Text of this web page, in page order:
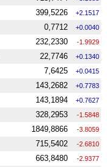
399,5226 +2.1517
0,7712 +0.0040
232,2330 -1.9929
22,7746 +0.1340
7,6425 +0.0415
143,2682 +0.7783
143,1894 +0.7627
328,2953 -1.5848
1849,8866 -3.8059
715,5402 -2.6810
663,8480 -2.9377